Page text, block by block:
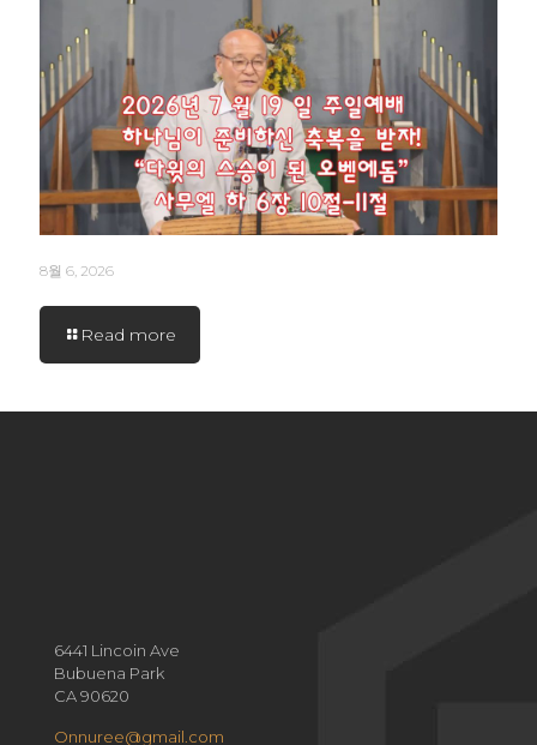
8월 6, 2026
Read more
6441 Lincoin Ave
Bubuena Park
CA 90620
Onnuree@gmail.com